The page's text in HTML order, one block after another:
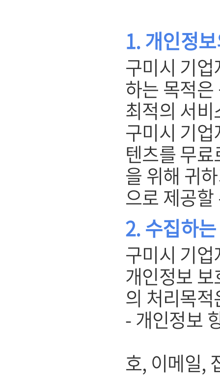
1. 개인정
구미시 기
하는 목적
최적의 서
구미시 기
텐츠를 무
을 위해 귀
으로 제공
2. 수집하
구미시 기
개인정보
의 처리목
- 개인정보
호, 이메일,